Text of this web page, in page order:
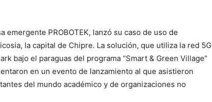
emergente PROBOTEK, lanzó su caso de uso de
la capital de Chipre. La solución, que utiliza la red 5G
bajo el paraguas del programa “Smart & Green Village”
en un evento de lanzamiento al que asistieron
del mundo académico y de organizaciones no